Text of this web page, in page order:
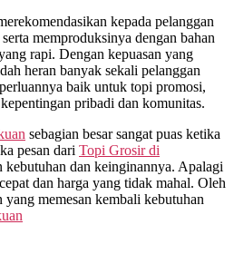
kepada pelanggan
memproduksinya dengan bahan
rapi. Dengan kepuasan yang
heran banyak sekali pelanggan
baik untuk topi promosi,
pribadi dan komunitas.
sebagian besar sangat puas ketika
pesan dari Topi Grosir di
kebutuhan dan keinginannya. Apalagi
dan harga yang tidak mahal. Oleh
memesan kembali kebutuhan